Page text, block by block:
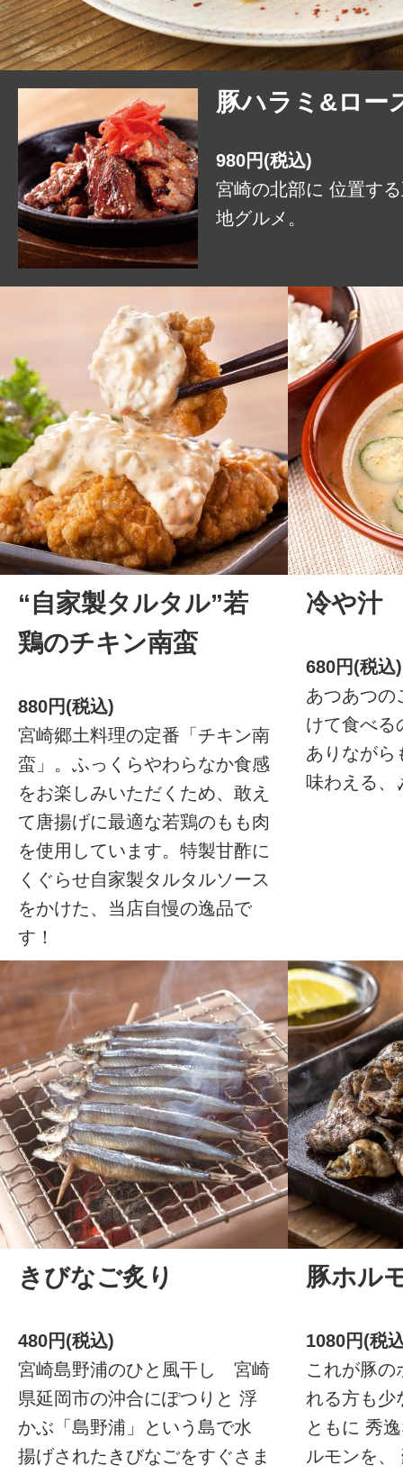
豚ハラミ&ロー
980円(税込)
宮崎の北部に 位置す
地グルメ。
“自家製タルタル”若
鶏のチキン南蛮
880円(税込)
宮崎郷土料理の定番「チキン南
蛮」。ふっくらやわらなか食感
をお楽しみいただくため、敢え
て唐揚げに最適な若鶏のもも肉
を使用しています。特製甘酢に
くぐらせ自家製タルタルソース
をかけた、当店自慢の逸品で
す！
冷や汁
680円(税込)
あつあつの
けて食べる
ありながら
味わえる、
きびなご炙り
480円(税込)
宮崎島野浦のひと風干し 宮崎
県延岡市の沖合にぽつりと 浮
かぶ「島野浦」という島で水
揚げされたきびなごをすぐさま
豚ホル
1080円(税
これが豚の
れる方も少
ともに 秀
ルモンを、